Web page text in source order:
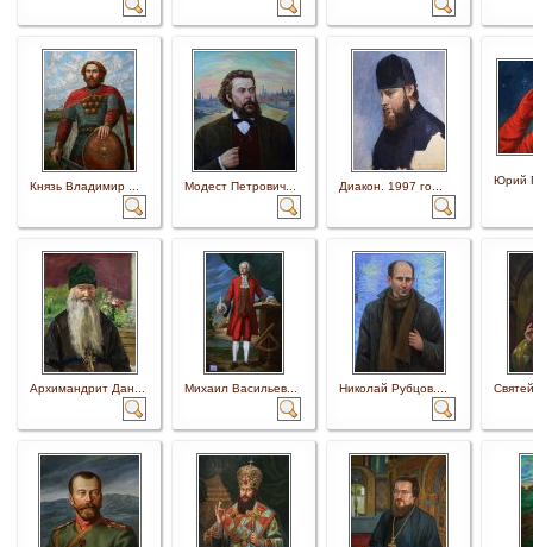
Князь Владимир ... Модест Петрович... Диакон. 1997 го... Юрий
Архимандрит Дан... Михаил Васильев... Николай Рубцов....